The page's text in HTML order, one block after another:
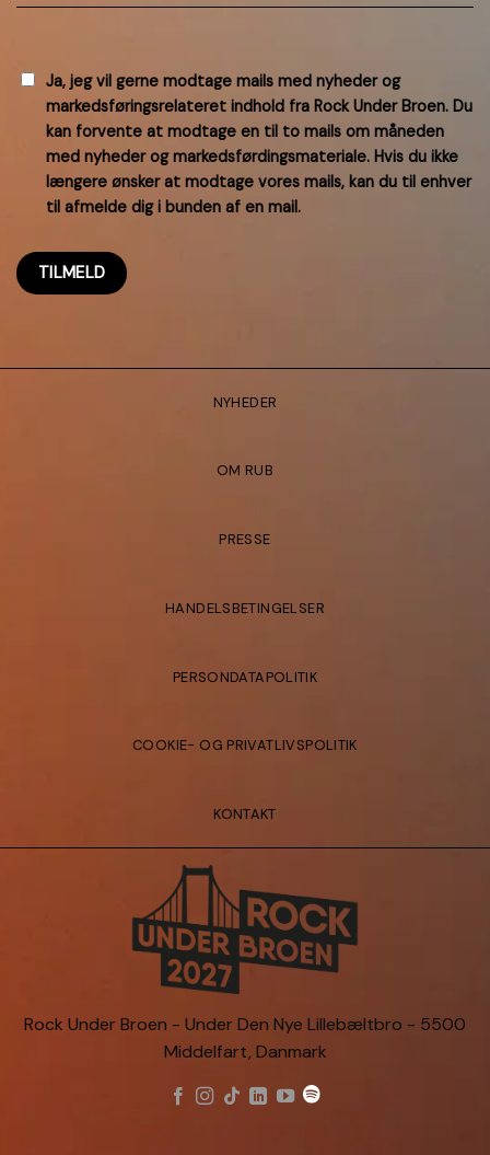
GODKEND
NYHEDER(PÅKRÆVET)
Ja, jeg vil gerne modtage mails med nyheder og
markedsføringsrelateret indhold fra Rock Under Broen. Du
kan forvente at modtage en til to mails om måneden
med nyheder og markedsførdingsmateriale. Hvis du ikke
længere ønsker at modtage vores mails, kan du til enhver
til afmelde dig i bunden af en mail.
NYHEDER
OM RUB
PRESSE
HANDELSBETINGELSER
PERSONDATAPOLITIK
COOKIE- OG PRIVATLIVSPOLITIK
KONTAKT
Rock Under Broen - Under Den Nye Lillebæltbro - 5500
Middelfart, Danmark